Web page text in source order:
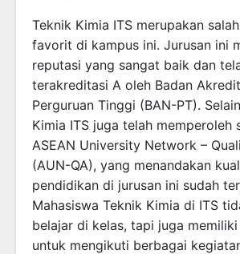
Teknik Kimia ITS merupakan
favorit di kampus ini. Jurusan ini
reputasi yang sangat baik dan
terakreditasi A oleh Badan
Perguruan Tinggi (BAN-PT).
Kimia ITS juga telah memperoleh
ASEAN University Network –
(AUN-QA), yang menandakan
pendidikan di jurusan ini sudah
Mahasiswa Teknik Kimia di ITS
belajar di kelas, tapi juga
untuk mengikuti berbagai